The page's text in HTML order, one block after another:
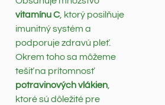
vitamínu C, ktorý posilňuje
imunitný systém a
podporuje zdravú pleť.
Okrem toho sa môžeme
tešiť na prítomnosť
potravinových vlákien
ktoré sú dôležité pre